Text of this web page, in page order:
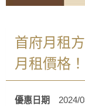
首府月租
月租價格！
優惠日期 2024/